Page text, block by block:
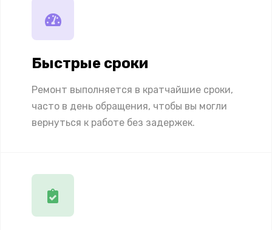
Быстрые сроки
Ремонт выполняется в кратчайшие сроки,
часто в день обращения, чтобы вы могли
вернуться к работе без задержек.